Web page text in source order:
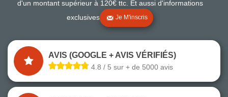
d'un montant supérieur à 120€ ttc. Et aussi d'informations
exclusives
Je M'inscris
AVIS (GOOGLE + AVIS VÉRIFIÉS)
4.8 / 5 sur + de 5000 avis